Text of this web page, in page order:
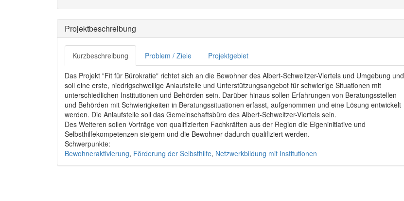
Projektbeschreibung
Kurzbeschreibung Problem / Ziele Projektgebiet
Das Projekt "Fit für Bürokratie" richtet sich an die Bewohner des Albert-Schweitzer-Viertels und Umgebung und
soll eine erste, niedrigschwellige Anlaufstelle und Unterstützungsangebot für schwierige Situationen mit
unterschiedlichen Institutionen und Behörden sein. Darüber hinaus sollen Erfahrungen von Beratungsstellen
und Behörden mit Schwierigkeiten in Beratungssituationen erfasst, aufgenommen und eine Lösung entwickelt
werden. Die Anlaufstelle soll das Gemeinschaftsbüro des Albert-Schweitzer-Viertels sein.
Des Weiteren sollen Vorträge von qualifizierten Fachkräften aus der Region die Eigeninitiative und
Selbsthilfekompetenzen steigern und die Bewohner dadurch qualifiziert werden.
Schwerpunkte:
Bewohneraktivierung, Förderung der Selbsthilfe, Netzwerkbildung mit Institutionen